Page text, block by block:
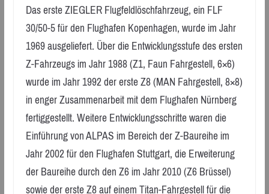
Das erste ZIEGLER Flugfeldlöschfahrzeug, ein FLF
30/50-5 für den Flughafen Kopenhagen, wurde im Jahr
1969 ausgeliefert. Über die Entwicklungsstufe des ersten
Z-Fahrzeugs im Jahr 1988 (Z1, Faun Fahrgestell, 6×6)
wurde im Jahr 1992 der erste Z8 (MAN Fahrgestell, 8×8)
in enger Zusammenarbeit mit dem Flughafen Nürnberg
fertiggestellt. Weitere Entwicklungsschritte waren die
Einführung von ALPAS im Bereich der Z-Baureihe im
Jahr 2002 für den Flughafen Stuttgart, die Erweiterung
der Baureihe durch den Z6 im Jahr 2010 (Z6 Brüssel)
sowie der erste Z8 auf einem Titan-Fahrgestell für die